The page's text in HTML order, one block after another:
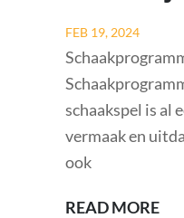
Posted
on
FEB 19, 2024
schaakspel is al
vermaak en
ook
READ MOREHET